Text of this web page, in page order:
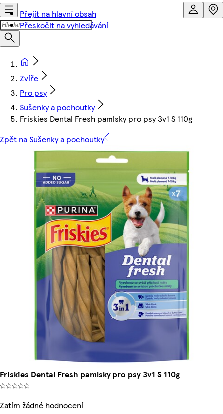
Přejít na hlavní obsah
Přeskočit na vyhledávání
Zvíře
Pro psy
Sušenky a pochoutky
Friskies Dental Fresh pamlsky pro psy 3v1 S 110g
Zpět na Sušenky a pochoutky
Friskies Dental Fresh pamlsky pro psy 3v1 S 110g
Zatím žádné hodnocení